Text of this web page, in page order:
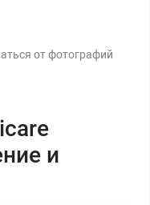
от фотографий
и